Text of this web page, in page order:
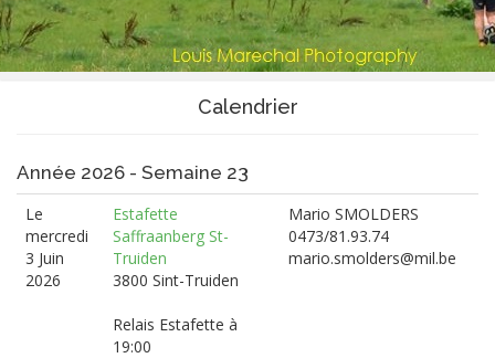
Calendrier
Année 2026 - Semaine 23
Le
mercredi
3 Juin
2026
Estafette
Saffraanberg St-
Truiden
3800 Sint-Truiden
Relais Estafette à
19:00
Mario SMOLDERS
0473/81.93.74
mario.smolders@mil.be